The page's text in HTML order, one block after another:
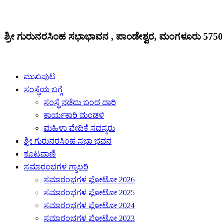
ಶ್ರೀ ಗುರುನರಸಿಂಹ ಸಭಾಭಾವನ , ಪಾಂಡೇಶ್ವರ, ಮಂಗಳೂರು
ಮುಖಪುಟ
ಸಂಸ್ಥೆಯ ಬಗ್ಗೆ
ಸಂಸ್ಥೆ ನಡೆದು ಬಂದ ದಾರಿ
ಕಾರ್ಯಕಾರಿ ಮಂಡಳಿ
ಮಹಿಳಾ ವೇದಿಕೆ ಸದಸ್ಯರು
ಶ್ರೀ ಗುರುನರಸಿಂಹ ಸಭಾ ಭವನ
ಕೂಟವಾಣಿ
ಸಮಾರಂಭಗಳ ಗ್ಯಾಲರಿ
ಸಮಾರಂಭಗಳ ಫೋಟೋ 2026
ಸಮಾರಂಭಗಳ ಫೋಟೋ 2025
ಸಮಾರಂಭಗಳ ಫೋಟೋ 2024
ಸಮಾರಂಭಗಳ ಫೋಟೋ 2023